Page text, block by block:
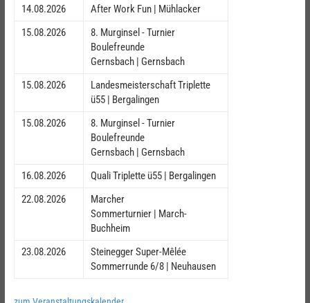
14.08.2026
After Work Fun | Mühlacker
15.08.2026
8. Murginsel - Turnier
Boulefreunde
Gernsbach | Gernsbach
15.08.2026
Landesmeisterschaft Triplette
ü55 | Bergalingen
15.08.2026
8. Murginsel - Turnier
Boulefreunde
Gernsbach | Gernsbach
16.08.2026
Quali Triplette ü55 | Bergalingen
22.08.2026
Marcher
Sommerturnier | March-
Buchheim
23.08.2026
Steinegger Super-Mêlée
Sommerrunde 6/8 | Neuhausen